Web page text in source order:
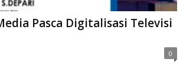
Pasca Digitalisasi Televisi
0